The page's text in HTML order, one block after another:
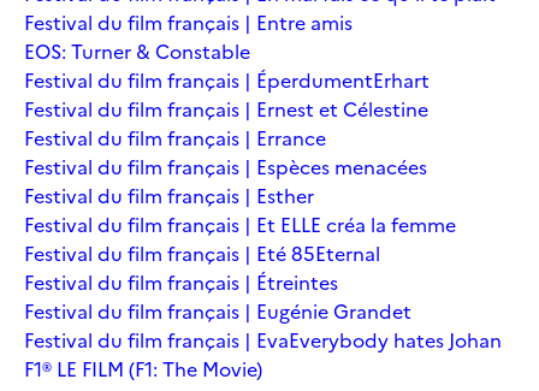
Festival du film français | Entre amis
EOS: Turner & Constable
Festival du film français | ÉperdumentErhart
Festival du film français | Ernest et Célestine
Festival du film français | Errance
Festival du film français | Espèces menacées
Festival du film français | Esther
Festival du film français | Et ELLE créa la femme
Festival du film français | Eté 85Eternal
Festival du film français | Étreintes
Festival du film français | Eugénie Grandet
Festival du film français | EvaEverybody hates Johan
F1® LE FILM (F1: The Movie)